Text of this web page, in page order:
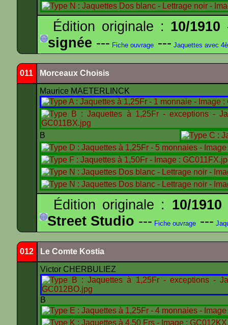
Édition originale : 10/1910
signée --- Fiche ouvrage --- Jaquettes avec
011 Morceaux Choisis
Maurice MAETERLINCK
B
Édition originale : 10/1910
Street Studio --- Fiche ouvrage ---
012 Le Comte Kostia
Victor CHERBULIEZ
B